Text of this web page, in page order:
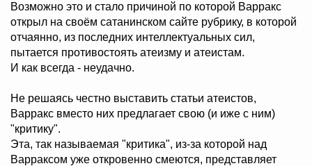
Возможно это и стало причиной по которой Варракс
открыл на своём сатанинском сайте рубрику, в которой
отчаянно, из последних интеллектуальных сил,
пытается противостоять атеизму и атеистам.
И как всегда - неудачно.
Не решаясь честно выставить статьи атеистов,
Варракс вместо них предлагает свою (и иже с ним)
"критику".
Эта, так называемая "критика", из-за которой над
Варраксом уже откровенно смеются, представляет